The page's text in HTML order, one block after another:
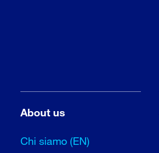
About us
Chi siamo (EN)